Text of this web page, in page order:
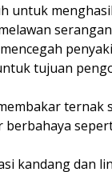
untuk
tujuan
ternak
berbahaya
kandang dan